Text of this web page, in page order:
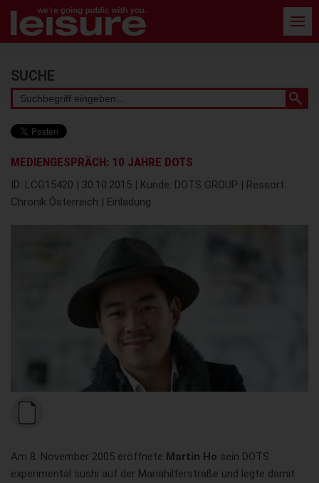
Barrierefreie
Bedienung
der
Stichwortsuche
SUCHE
MEDIENGESPRÄCH: 10 JAHRE DOTS
ID: LCG15420 | 30.10.2015 | Kunde: DOTS GROUP | Ressort:
Chronik Österreich | Einladung
Am 8. November 2005 eröffnete Martin Ho sein DOTS
experimental sushi auf der Mariahilferstraße und legte damit